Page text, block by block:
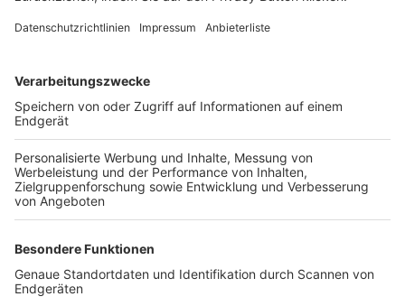
FOLGE DEM BFV
TOP-VEREINE
TOP-PARTNER